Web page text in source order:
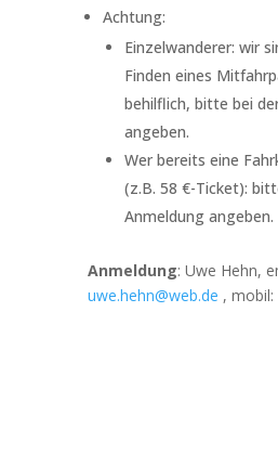
Achtung:
Einzelwanderer: wir
Finden eines
behilflich, bitte bei
angeben.
Wer bereits eine
(z.B. 58 €-Ticket):
Anmeldung angeben.
Anmeldung: Uwe Hehn,
uwe.hehn@web.de , mobil: